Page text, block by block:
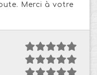
Merci à votre